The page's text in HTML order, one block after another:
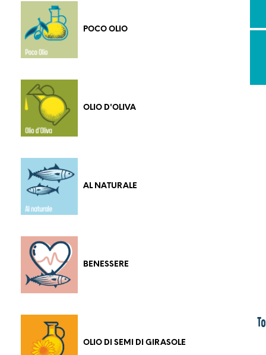
POCO OLIO
OLIO D'OLIVA
AL NATURALE
BENESSERE
OLIO DI SEMI DI GIRASOLE